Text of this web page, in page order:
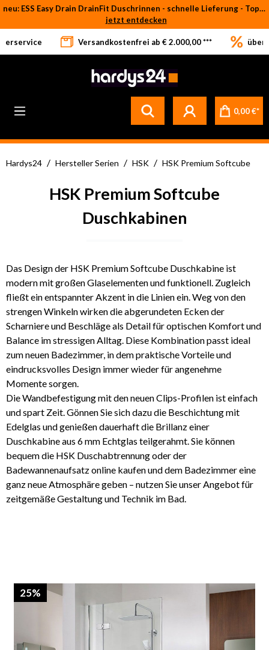
Zum Hauptinhalt springen
neu: ESS Easy Drain DrainFit Duschrinnen - schnelle Lieferung - Top-Preise
jetzt entdecken
Betrifft ausschließlich bei Bestellware-Fliesen: aufgrund der Werksferien in Italien und Spanien kommt es zu Verzögerungen bei der Verladung. Sämtliche Lagerware (sofort verfügbar) sowie alle anderen Produktgruppen versenden wir weiterhin regulär
Versandkostenfrei ab € 2.000,00 *** über
0,00 €*
Hardys24 / Hersteller Serien / HSK / HSK Premium Softcube
HSK Premium Softcube
Duschkabinen
Das Design der HSK Premium Softcube Duschkabine ist
modern mit großen Glaselementen und funktionell. Zugleich
fließt ein entspannter Akzent in die Linien ein. Weg von den
strengen Winkeln wirken die abgerundeten Ecken der
Scharniere und Beschläge als Detail für optischen Komfort und
Balance im stressigen Alltag. Diese Kombination passt ideal
zum neuen Badezimmer, in dem praktische Vorteile und
eindrucksvolles Design immer wieder für angenehme
Momente sorgen.
Die Wandbefestigung mit den neuen Clips-Profilen ist einfach
und spart Zeit. Gönnen Sie sich dazu die Beschichtung mit
Edelglas und genießen dauerhaft die Brillanz einer
Duschkabine aus 6 mm Echtglas teilgerahmt. Sie können
bequem die HSK Duschabtrennung oder der
Badewannenaufsatz online kaufen und dem Badezimmer eine
ganz neue Atmosphäre geben – nutzen Sie unser Angebot für
zeitgemäße Gestaltung und Technik im Bad.
25%